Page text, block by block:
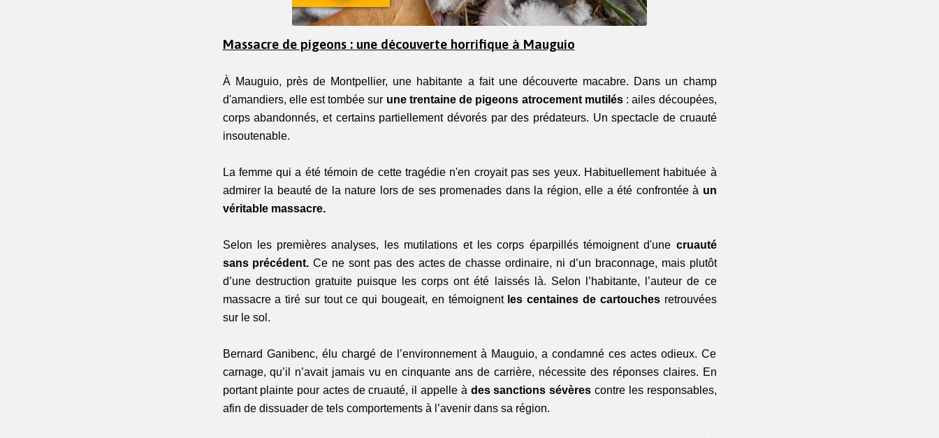
Massacre de pigeons : une découverte horrifique à Mauguio
À Mauguio, près de Montpellier, une habitante a fait une découverte macabre. Dans un champ
d'amandiers, elle est tombée sur une trentaine de pigeons atrocement mutilés : ailes découpées,
corps abandonnés, et certains partiellement dévorés par des prédateurs. Un spectacle de cruauté
insoutenable.
La femme qui a été témoin de cette tragédie n'en croyait pas ses yeux. Habituellement habituée à
admirer la beauté de la nature lors de ses promenades dans la région, elle a été confrontée à un
véritable massacre.
Selon les premières analyses, les mutilations et les corps éparpillés témoignent d'une cruauté
sans précédent. Ce ne sont pas des actes de chasse ordinaire, ni d’un braconnage, mais plutôt
d’une destruction gratuite puisque les corps ont été laissés là. Selon l’habitante, l’auteur de ce
massacre a tiré sur tout ce qui bougeait, en témoignent les centaines de cartouches retrouvées
sur le sol.
Bernard Ganibenc, élu chargé de l’environnement à Mauguio, a condamné ces actes odieux. Ce
carnage, qu’il n’avait jamais vu en cinquante ans de carrière, nécessite des réponses claires. En
portant plainte pour actes de cruauté, il appelle à des sanctions sévères contre les responsables,
afin de dissuader de tels comportements à l’avenir dans sa région.